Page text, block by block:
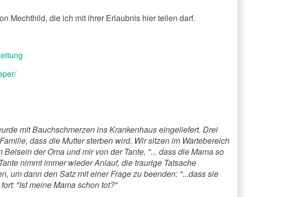
Mechthild, die ich mit ihrer Erlaubnis hier teilen darf.
mit Bauchschmerzen ins Krankenhaus eingeliefert. Drei
dass die Mutter sterben wird. Wir sitzen im Wartebereich
der Oma und mir von der Tante, "... dass die Mama so
nimmt immer wieder Anlauf, die traurige Tatsache
um dann den Satz mit einer Frage zu beenden: "...dass sie
"Ist meine Mama schon tot?"